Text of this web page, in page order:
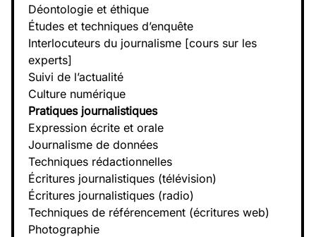
Déontologie et éthique
Études et techniques d’enquête
Interlocuteurs du journalisme [cours sur les
experts]
Suivi de l’actualité
Culture numérique
Pratiques journalistiques
Expression écrite et orale
Journalisme de données
Techniques rédactionnelles
Écritures journalistiques (télévision)
Écritures journalistiques (radio)
Techniques de référencement (écritures web)
Photographie